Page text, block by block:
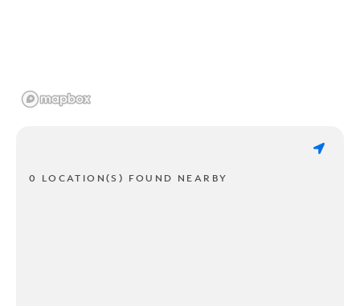
0 LOCATION(S) FOUND NEARBY